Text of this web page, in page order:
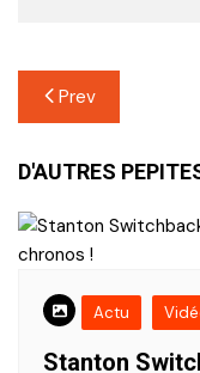
Navigation
de
l’article
Prev
D'AUTRES
Actu
Stanton